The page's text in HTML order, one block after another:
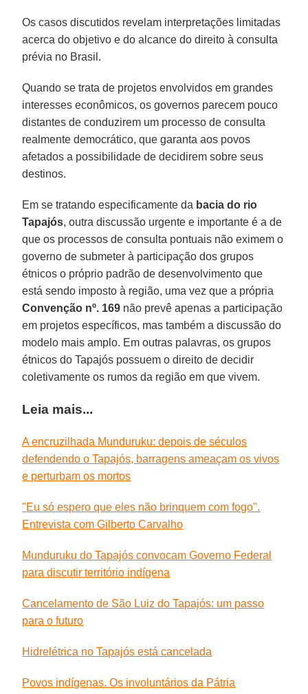
Os casos discutidos revelam interpretações limitadas
acerca do objetivo e do alcance do direito à consulta
prévia no Brasil.
Quando se trata de projetos envolvidos em grandes
interesses econômicos, os governos parecem pouco
distantes de conduzirem um processo de consulta
realmente democrático, que garanta aos povos
afetados a possibilidade de decidirem sobre seus
destinos.
Em se tratando especificamente da bacia do rio
Tapajós, outra discussão urgente e importante é a de
que os processos de consulta pontuais não eximem o
governo de submeter à participação dos grupos
étnicos o próprio padrão de desenvolvimento que
está sendo imposto à região, uma vez que a própria
Convenção nº. 169 não prevê apenas a participação
em projetos específicos, mas também a discussão do
modelo mais amplo. Em outras palavras, os grupos
étnicos do Tapajós possuem o direito de decidir
coletivamente os rumos da região em que vivem.
Leia mais...
A encruzilhada Munduruku: depois de séculos
defendendo o Tapajós, barragens ameaçam os vivos
e perturbam os mortos
"Eu só espero que eles não brinquem com fogo".
Entrevista com Gilberto Carvalho
Munduruku do Tapajós convocam Governo Federal
para discutir território indígena
Cancelamento de São Luiz do Tapajós: um passo
para o futuro
Hidrelétrica no Tapajós está cancelada
Povos indígenas. Os involuntários da Pátria